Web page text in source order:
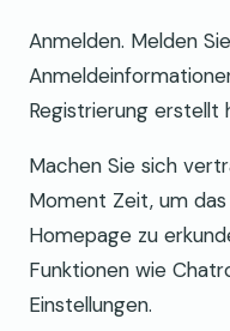
Anmelden. Melden
Registrierung erstellt
Machen Sie sich
Moment Zeit, um
Homepage zu
Funktionen wie
Einstellungen.